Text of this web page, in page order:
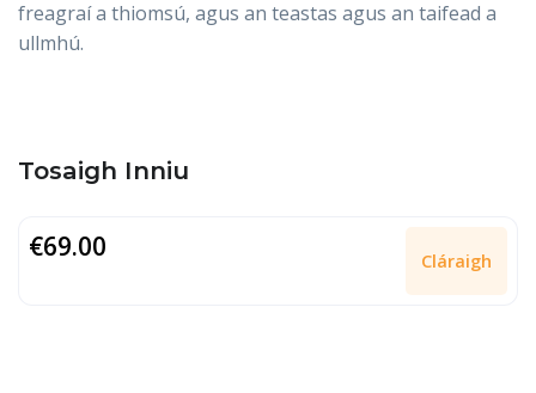
freagraí a thiomsú, agus an teastas agus an taifead a
ullmhú.
Tosaigh Inniu
€69.00 Cláraigh